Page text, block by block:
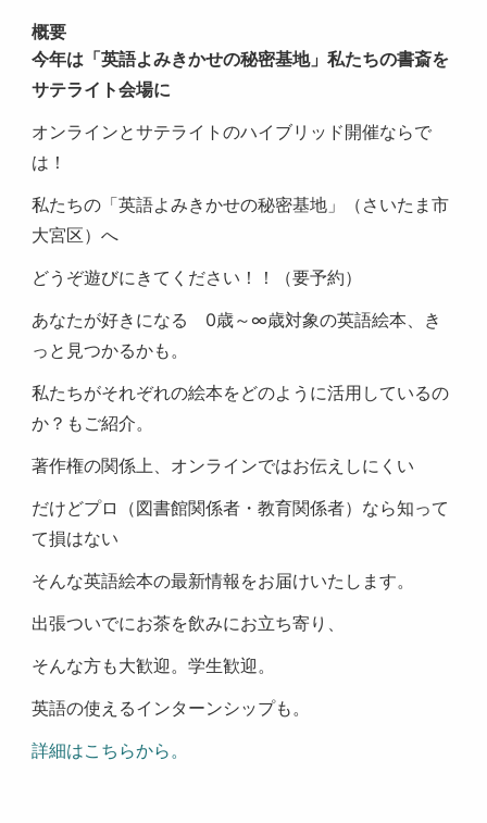
概要
今年は「英語よみきかせの秘密基地」私たちの書斎を
サテライト会場に
オンラインとサテライトのハイブリッド開催ならで
は！
私たちの「英語よみきかせの秘密基地」（さいたま市
大宮区）へ
どうぞ遊びにきてください！！（要予約）
あなたが好きになる 0歳～∞歳対象の英語絵本、き
っと見つかるかも。
私たちがそれぞれの絵本をどのように活用しているの
か？もご紹介。
著作権の関係上、オンラインではお伝えしにくい
だけどプロ（図書館関係者・教育関係者）なら知って
て損はない
そんな英語絵本の最新情報をお届けいたします。
出張ついでにお茶を飲みにお立ち寄り、
そんな方も大歓迎。学生歓迎。
英語の使えるインターンシップも。
詳細はこちらから。